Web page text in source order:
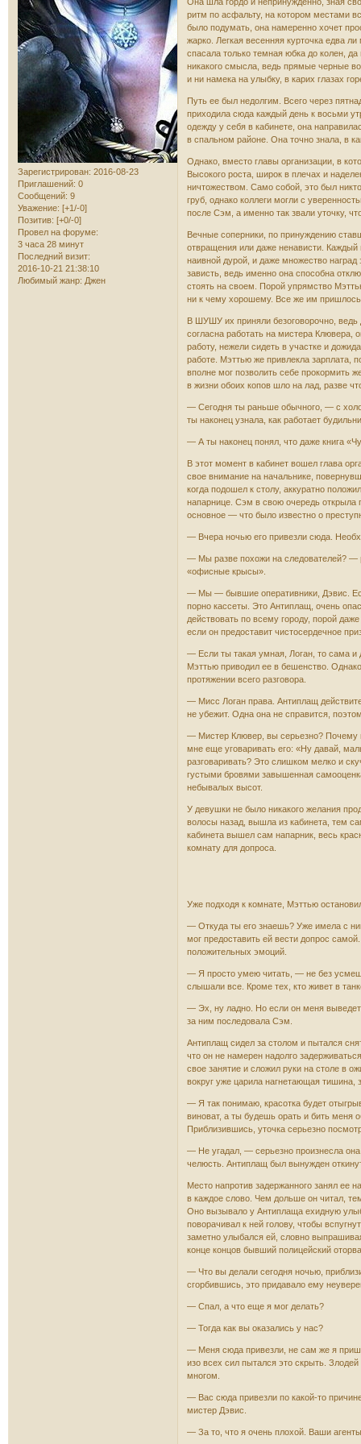
Зарегистрирован: 2016-08-23
Приглашений: 0
Сообщений: 9
Уважение: [+1/-0]
Позитив: [+0/-0]
Провел на форуме:
3 часа 28 минут
Последний визит:
2016-10-21 21:38:10
Любимый жанр: Джен
ритм по асфальту, на котором местами
было подумать, она намеренно хочет
жарко. Легкая весенняя курточка едва
спасала только темная юбка до колен,
никакого смысла, ведь прямые черные
и ни намека на улыбку, в карих глазах
Путь ее был недолгим. Всего через
приходила сюда каждый день к восьми
одежду у себя в кабинете, она
в спальном районе. Она точно знала, в
Однако, вместо главы организации, в
Высокого роста, широк в плечах и
ничтожеством. Само собой, это был
груб, однако коллеги могли с
после Сэм, а именно так звали уточку,
Вечные соперники, по принуждению
отвращения или даже ненависти. Каждый
наивной дурой, и даже множество
зависть, ведь именно она способна
стоять на своем. Порой упрямство
ни к чему хорошему. Все же им
В ШУШУ их приняли безоговорочно, ведь
согласна работать на мистера Клювера,
работу, нежели сидеть в участке и
работе. Мэттью же привлекла зарплата,
вполне мог позволить себе прокормить
в жизни обоих копов шло на лад, разве
— Сегодня ты раньше обычного, — с
ты наконец узнала, как работает
— А ты наконец понял, что даже книга
В этот момент в кабинет вошел глава
свое внимание на начальнике,
когда подошел к столу, аккуратно
напарнице. Сэм в свою очередь открыла
основное — что было известно о
— Вчера ночью его привезли сюда.
— Мы разве похожи на следователей? —
«офисные крысы».
— Мы — бывшие оперативники, Дэвис.
порно кассеты. Это Антиплащ, очень
действовать по всему городу, порой
если он предоставит чистосердечное
— Если ты такая умная, Логан, то сама и
Мэттью приводил ее в бешенство.
протяжении всего разговора.
— Мисс Логан права. Антиплащ
не убежит. Одна она не справится,
— Мистер Клювер, вы серьезно? Почему
мне еще уговаривать его: «Ну давай,
разговаривать? Это слишком мелко и
густыми бровями завышенная
небывалых высот.
У девушки не было никакого желания
волосы назад, вышла из кабинета, тем
кабинета вышел сам напарник, весь
комнату для допроса.
Уже подходя к комнате, Мэттью
— Откуда ты его знаешь? Уже имела с
мог предоставить ей вести допрос
положительных эмоций.
— Я просто умею читать, — не без
слышали все. Кроме тех, кто живет в
— Эх, ну ладно. Но если он меня выведет
за ним последовала Сэм.
Антиплащ сидел за столом и пытался
что он не намерен надолго
свое занятие и сложил руки на столе в
вокруг уже царила нагнетающая тишина,
— Я так понимаю, красотка будет
виноват, а ты будешь орать и бить меня
Приблизившись, уточка серьезно
— Не угадал, — серьезно произнесла
челюсть. Антиплащ был вынужден
Место напротив задержанного занял ее
в каждое слово. Чем дольше он читал,
Оно вызывало у Антиплаща ехидную
поворачивал к ней голову, чтобы
заметно улыбался ей, словно
конце концов бывший полицейский
— Что вы делали сегодня ночью,
сгорбившись, это придавало ему
— Спал, а что еще я мог делать?
— Тогда как вы оказались у нас?
— Меня сюда привезли, не сам же я
изо всех сил пытался это скрыть.
многом.
— Вас сюда привезли по какой-то
мистер Дэвис.
— За то, что я очень плохой. Ваши